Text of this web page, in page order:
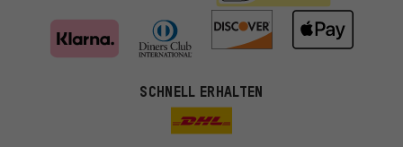
SCHNELL ERHALTEN